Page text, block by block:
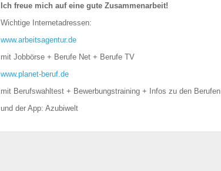
Ich freue mich auf eine gute Zusammenarbeit!
Wichtige Internetadressen:
www.arbeitsagentur.de
mit Jobbörse + Berufe Net + Berufe TV
www.planet-beruf.de
mit Berufswahltest + Bewerbungstraining + Infos zu den Berufen
und der App: Azubiwelt